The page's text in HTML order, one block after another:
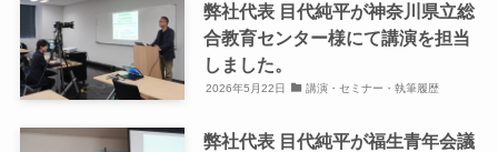
弊社代表 目代純平が神奈川県立総
合教育センター様にて講演を担当
しました。
2026年5月22日 講演・セミナー・執筆履歴
弊社代表 目代純平が福生青年会議